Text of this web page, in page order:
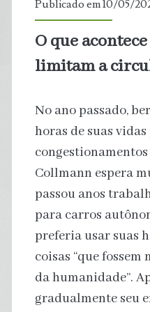
crescem
Latina
por
Brasil
e
México
Publicado em 10/05/
O que
limitam a
No ano passado,
horas de suas vidas
Collmann espera
passou anos
para carros
preferia usar suas
coisas “que
da humanidade”.
gradualmente seu